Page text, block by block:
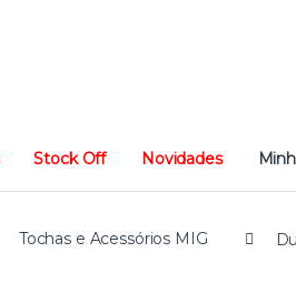
Stock Off Novidades
Tochas e Acessórios MIG